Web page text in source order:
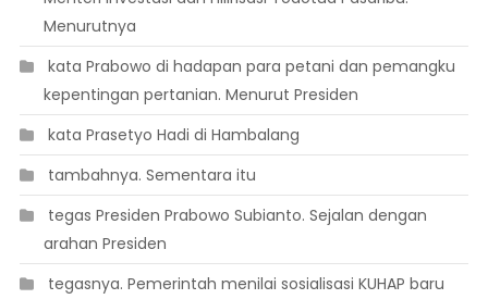
Menurutnya
 kata Prabowo di hadapan para petani dan pemangku
kepentingan pertanian. Menurut Presiden
 kata Prasetyo Hadi di Hambalang
 tambahnya. Sementara itu
 tegas Presiden Prabowo Subianto. Sejalan dengan
arahan Presiden
 tegasnya. Pemerintah menilai sosialisasi KUHAP baru